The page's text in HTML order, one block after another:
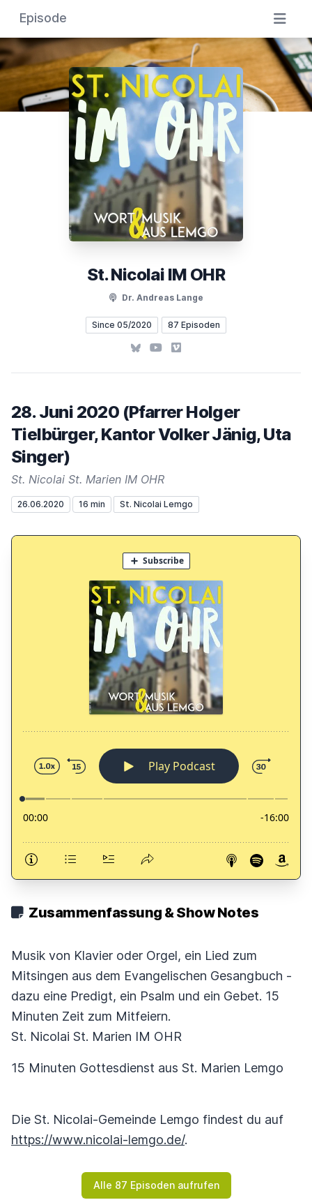
Episode
St. Nicolai IM OHR
Dr. Andreas Lange
Since 05/2020 87 Episoden
BlueskyYouTube
Vimeo
28. Juni 2020 (Pfarrer Holger
Tielbürger, Kantor Volker Jänig, Uta
Singer)
St. Nicolai St. Marien IM OHR
26.06.2020 16 min St. Nicolai Lemgo
Zusammenfassung & Show Notes
Musik von Klavier oder Orgel, ein Lied zum
Mitsingen aus dem Evangelischen Gesangbuch -
dazu eine Predigt, ein Psalm und ein Gebet. 15
Minuten Zeit zum Mitfeiern.
St. Nicolai St. Marien IM OHR
15 Minuten Gottesdienst aus St. Marien Lemgo
Die St. Nicolai-Gemeinde Lemgo findest du auf
https://www.nicolai-lemgo.de/.
Alle 87 Episoden aufrufen